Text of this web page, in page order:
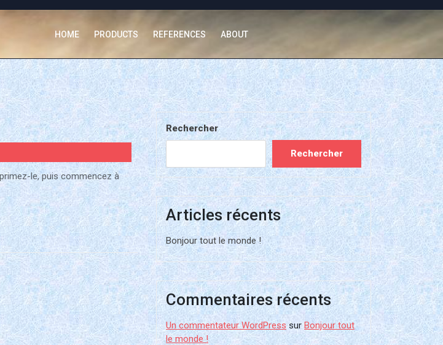
HOME PRODUCTS REFERENCES ABOUT
le, puis commencez à
Rechercher
Rechercher
Articles récents
Bonjour tout le monde !
Commentaires récents
Un commentateur WordPress sur Bonjour tout
le monde !